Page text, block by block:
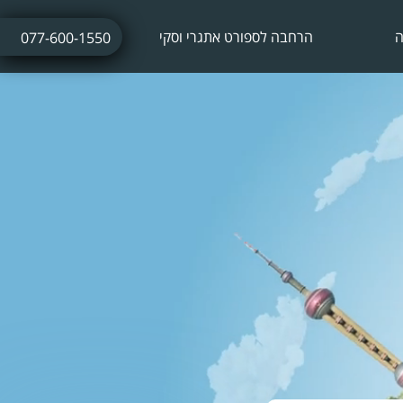
הרחבה לספורט אתגרי וסקי
ביטוח חו"ל לתחרויות ספורט
ביטוח נסיעות לתרמילאים
ביטוח נסיעות עסקיות
ביטוח נסיעות לשייט הפלגה
077-600-1550